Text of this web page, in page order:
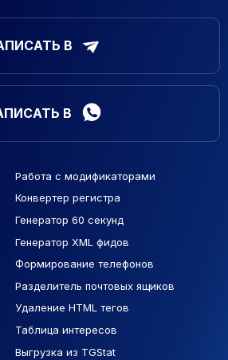
В
В
Работа с модификаторами
Конвертер регистра
Генератор 60 секунд
Генератор XML фидов
Формирование телефонов
Разделитель почтовых ящиков
Удаление HTML тегов
Таблица интересов
Выгрузка из TGStat
Подборка сайтов
Макеты Figma
База Яндекс Карты
РСЯ площадки
Созданные сайты
Контекстная реклама